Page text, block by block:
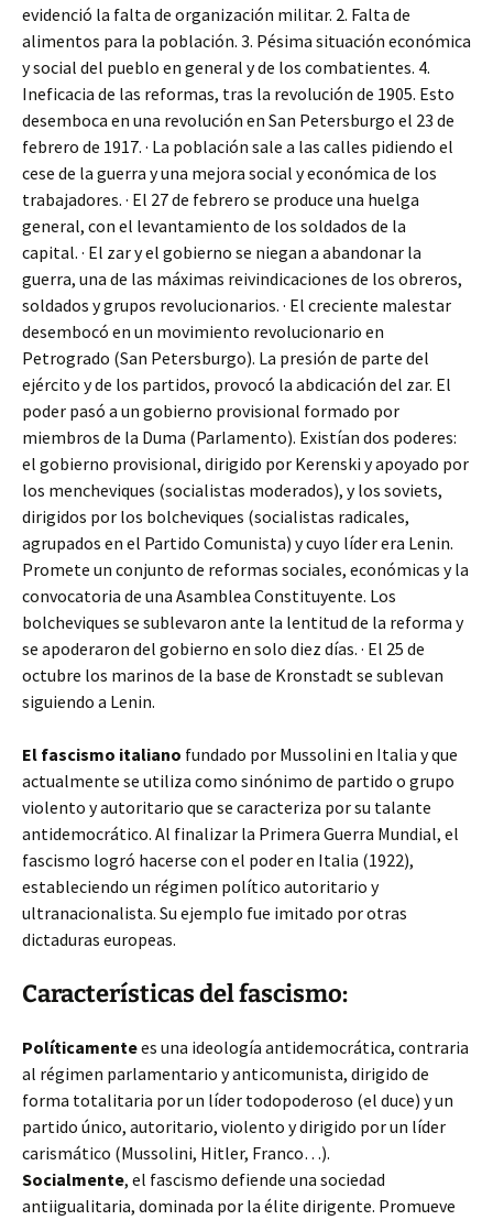
evidenció la falta de organización militar. 2. Falta de
alimentos para la población. 3. Pésima situación económica
y social del pueblo en general y de los combatientes. 4.
Ineficacia de las reformas, tras la revolución de 1905. Esto
desemboca en una revolución en San Petersburgo el 23 de
febrero de 1917. · La población sale a las calles pidiendo el
cese de la guerra y una mejora social y económica de los
trabajadores. · El 27 de febrero se produce una huelga
general, con el levantamiento de los soldados de la
capital. · El zar y el gobierno se niegan a abandonar la
guerra, una de las máximas reivindicaciones de los obreros,
soldados y grupos revolucionarios. · El creciente malestar
desembocó en un movimiento revolucionario en
Petrogrado (San Petersburgo). La presión de parte del
ejército y de los partidos, provocó la abdicación del zar. El
poder pasó a un gobierno provisional formado por
miembros de la Duma (Parlamento). Existían dos poderes:
el gobierno provisional, dirigido por Kerenski y apoyado por
los mencheviques (socialistas moderados), y los soviets,
dirigidos por los bolcheviques (socialistas radicales,
agrupados en el Partido Comunista) y cuyo líder era Lenin.
Promete un conjunto de reformas sociales, económicas y la
convocatoria de una Asamblea Constituyente. Los
bolcheviques se sublevaron ante la lentitud de la reforma y
se apoderaron del gobierno en solo diez días. · El 25 de
octubre los marinos de la base de Kronstadt se sublevan
siguiendo a Lenin.
El fascismo italiano fundado por Mussolini en Italia y que
actualmente se utiliza como sinónimo de partido o grupo
violento y autoritario que se caracteriza por su talante
antidemocrático. Al finalizar la Primera Guerra Mundial, el
fascismo logró hacerse con el poder en Italia (1922),
estableciendo un régimen político autoritario y
ultranacionalista. Su ejemplo fue imitado por otras
dictaduras europeas.
Características del fascismo:
Políticamentees una ideología antidemocrática, contraria
al régimen parlamentario y anticomunista, dirigido de
forma totalitaria por un líder todopoderoso (el duce) y un
partido único, autoritario, violento y dirigido por un líder
carismático (Mussolini, Hitler, Franco…).
Socialmente, el fascismo defiende una sociedad
antiigualitaria, dominada por la élite dirigente. Promueve